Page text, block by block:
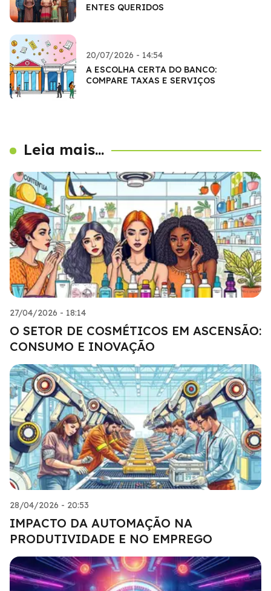
ENTES QUERIDOS
20/07/2026 - 14:54
A ESCOLHA CERTA DO BANCO:
COMPARE TAXAS E SERVIÇOS
Leia mais...
27/04/2026 - 18:14
O SETOR DE COSMÉTICOS EM ASCENSÃO:
CONSUMO E INOVAÇÃO
28/04/2026 - 20:53
IMPACTO DA AUTOMAÇÃO NA
PRODUTIVIDADE E NO EMPREGO